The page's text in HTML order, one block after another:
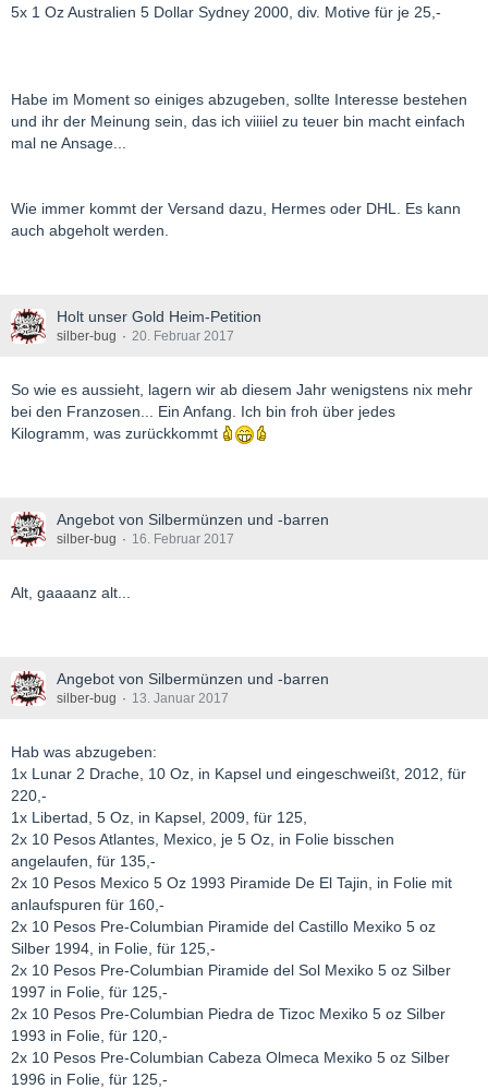
5x 1 Oz Australien 5 Dollar Sydney 2000, div. Motive für je 25,-
Habe im Moment so einiges abzugeben, sollte Interesse bestehen
und ihr der Meinung sein, das ich viiiiel zu teuer bin macht einfach
mal ne Ansage...
Wie immer kommt der Versand dazu, Hermes oder DHL. Es kann
auch abgeholt werden.
Holt unser Gold Heim-Petition
silber-bug 20. Februar 2017
So wie es aussieht, lagern wir ab diesem Jahr wenigstens nix mehr
bei den Franzosen... Ein Anfang. Ich bin froh über jedes
Kilogramm, was zurückkommt
Angebot von Silbermünzen und -barren
silber-bug 16. Februar 2017
Alt, gaaaanz alt...
Angebot von Silbermünzen und -barren
silber-bug 13. Januar 2017
Hab was abzugeben:
1x Lunar 2 Drache, 10 Oz, in Kapsel und eingeschweißt, 2012, für
220,-
1x Libertad, 5 Oz, in Kapsel, 2009, für 125,
2x 10 Pesos Atlantes, Mexico, je 5 Oz, in Folie bisschen
angelaufen, für 135,-
2x 10 Pesos Mexico 5 Oz 1993 Piramide De El Tajin, in Folie mit
anlaufspuren für 160,-
2x 10 Pesos Pre-Columbian Piramide del Castillo Mexiko 5 oz
Silber 1994, in Folie, für 125,-
2x 10 Pesos Pre-Columbian Piramide del Sol Mexiko 5 oz Silber
1997 in Folie, für 125,-
2x 10 Pesos Pre-Columbian Piedra de Tizoc Mexiko 5 oz Silber
1993 in Folie, für 120,-
2x 10 Pesos Pre-Columbian Cabeza Olmeca Mexiko 5 oz Silber
1996 in Folie, für 125,-